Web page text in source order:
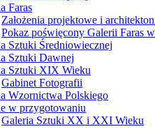
Faras
Założenia projektowe i
Pokaz poświęcony Galerii Faras
Sztuki Średniowiecznej
Sztuki Dawnej
Sztuki XIX Wieku
Gabinet Fotografii
Wzornictwa Polskiego
w przygotowaniu
Galeria Sztuki XX i XXI Wieku